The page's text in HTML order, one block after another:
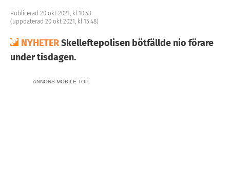
Publicerad 20 okt 2021, kl 10:53
(uppdaterad 20 okt 2021, kl 15:48)
NYHETERSkelleftepolisen bötfällde nio förare
under tisdagen.
ANNONS MOBILE TOP